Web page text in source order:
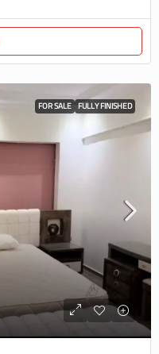
FOR SALE FULLY FINISHED